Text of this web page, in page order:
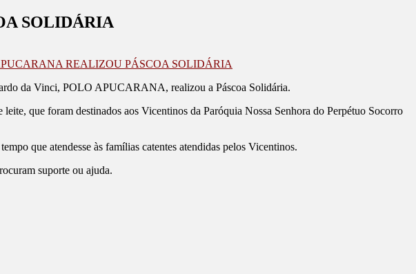
SOLIDÁRIA
REALIZOU PÁSCOA SOLIDÁRIA
da Vinci, POLO APUCARANA, realizou a Páscoa Solidária.
que foram destinados aos Vicentinos da Paróquia Nossa Senhora do Perpétuo Socorro
que atendesse às famílias catentes atendidas pelos Vicentinos.
suporte ou ajuda.